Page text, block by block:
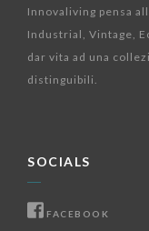
Innovaliving pensa
Industrial, Vintage,
dar vita ad una
distinguibili.
SOCIALS
FACEBOOK